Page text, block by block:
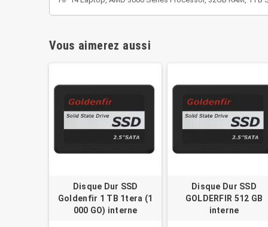
Vous aimerez aussi
Disque Dur SSD
Goldenfir 1 TB 1tera (1
000 GO) interne
Disque Dur SSD
GOLDERFIR 512 GB
interne